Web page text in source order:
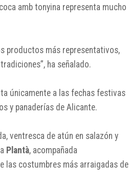
amb tonyina representa mucho
productos más representativos,
ha señalado.
únicamente a las fechas festivas
y panaderías de Alicante.
ventresca de atún en salazón y
Plantà, acompañada
las costumbres más arraigadas de